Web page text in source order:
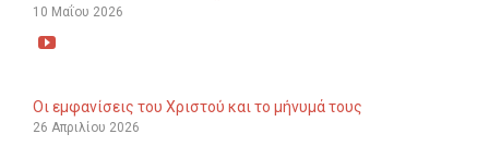
10 Μαΐου 2026

Οι εμφανίσεις του Χριστού και το μήνυμά τους
26 Απριλίου 2026